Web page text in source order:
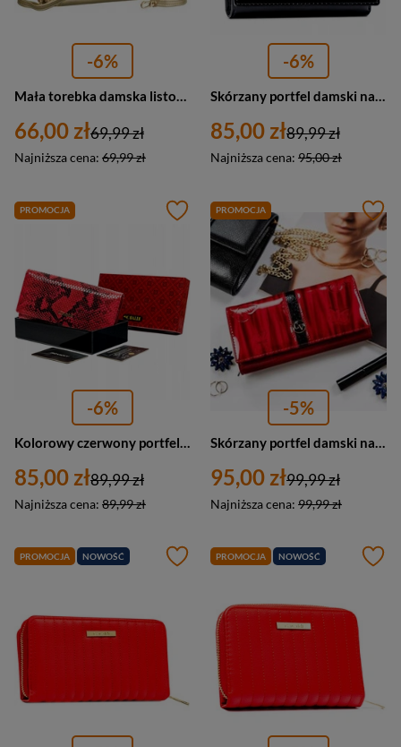
-6%
Mała torebka damska listonoszka złota portfel 2w1 - 4U Cavaldi M-11
66,00 zł
Najniższa cena: 69,99 zł
69,99 zł
-6%
Skórzany portfel damski na bigiel i zatrzask czarny - 4U Cavaldi H23-1-SH9-BL
85,00 zł
Najniższa cena: 95,00 zł
89,99 zł
PROMOCJA
-6%
85,00 zł
Najniższa cena: 89,99 zł
89,99 zł
PROMOCJA
-5%
95,00 zł
Najniższa cena: 99,99 zł
99,99 zł
PROMOCJA NOWOŚĆ PROMOCJA NOWOŚĆ